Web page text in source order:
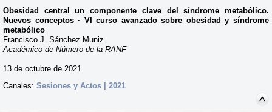
Obesidad central un componente clave del síndrome metabólico.
Nuevos conceptos · VI curso avanzado sobre obesidad y síndrome
metabólico
Francisco J. Sánchez Muniz
Académico de Número de la RANF
13 de octubre de 2021
Canales: Sesiones y Actos | 2021